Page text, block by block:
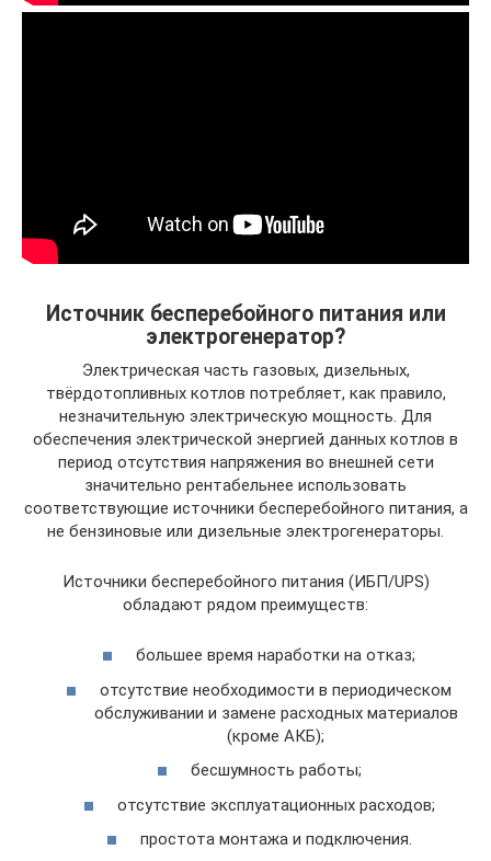
Источник бесперебойного питания или
электрогенератор?
Электрическая часть газовых, дизельных,
твёрдотопливных котлов потребляет, как правило,
незначительную электрическую мощность. Для
обеспечения электрической энергией данных котлов в
период отсутствия напряжения во внешней сети
значительно рентабельнее использовать
соответствующие источники бесперебойного питания, а
не бензиновые или дизельные электрогенераторы.
Источники бесперебойного питания (ИБП/UPS)
обладают рядом преимуществ:
большее время наработки на отказ;
отсутствие необходимости в периодическом
обслуживании и замене расходных материалов
(кроме АКБ);
бесшумность работы;
отсутствие эксплуатационных расходов;
простота монтажа и подключения.